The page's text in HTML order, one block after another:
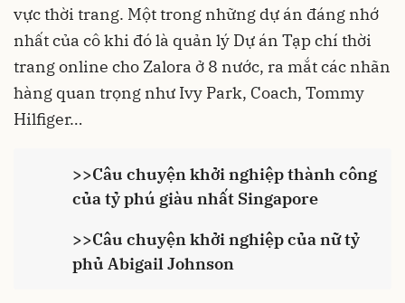
vực thời trang. Một trong những dự án đáng nhớ
nhất của cô khi đó là quản lý Dự án Tạp chí thời
trang online cho Zalora ở 8 nước, ra mắt các nhãn
hàng quan trọng như Ivy Park, Coach, Tommy
Hilfiger…
>>Câu chuyện khởi nghiệp thành công
của tỷ phú giàu nhất Singapore
>>Câu chuyện khởi nghiệp của nữ tỷ
phủ Abigail Johnson